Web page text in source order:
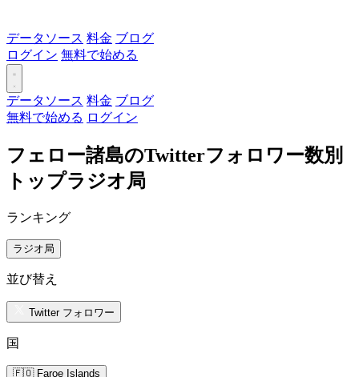
データソース 料金 ブログ
ログイン 無料で始める
データソース 料金 ブログ
無料で始める ログイン
フェロー諸島のTwitterフォロワー数別
トップラジオ局
ランキング
ラジオ局
並び替え
Twitter フォロワー
国
🇫🇴 Faroe Islands